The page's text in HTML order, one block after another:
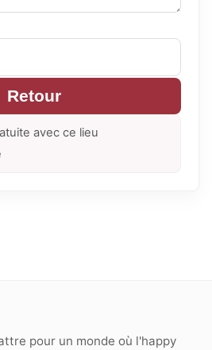
Retour
avec ce lieu
pour un monde où l'happy